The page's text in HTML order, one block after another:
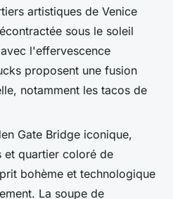
artistiques de Venice
sous le soleil
l'effervescence
proposent une fusion
notamment les tacos de
Gate Bridge iconique,
et quartier coloré de
bohème et technologique
La soupe de